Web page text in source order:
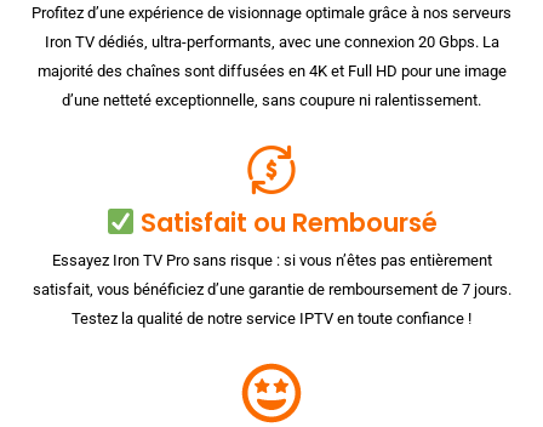
Profitez d’une expérience de visionnage optimale grâce à nos serveurs
Iron TV dédiés, ultra-performants, avec une connexion 20 Gbps. La
majorité des chaînes sont diffusées en 4K et Full HD pour une image
d’une netteté exceptionnelle, sans coupure ni ralentissement.
Satisfait ou Remboursé
Essayez Iron TV Pro sans risque : si vous n’êtes pas entièrement
satisfait, vous bénéficiez d’une garantie de remboursement de 7 jours.
Testez la qualité de notre service IPTV en toute confiance !